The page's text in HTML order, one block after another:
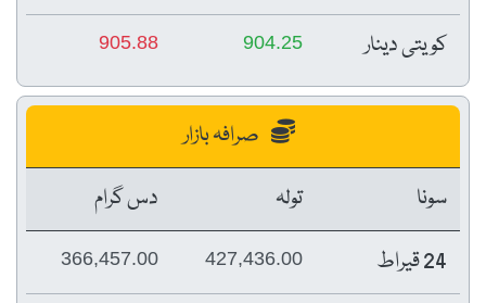
کویتی دینار 904.25
905.88
صرافہ بازار
سونا
تولہ
دس گرام
24 قیراط
427,436.00
366,457.00